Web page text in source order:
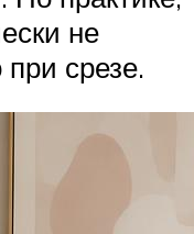
не
срезе.